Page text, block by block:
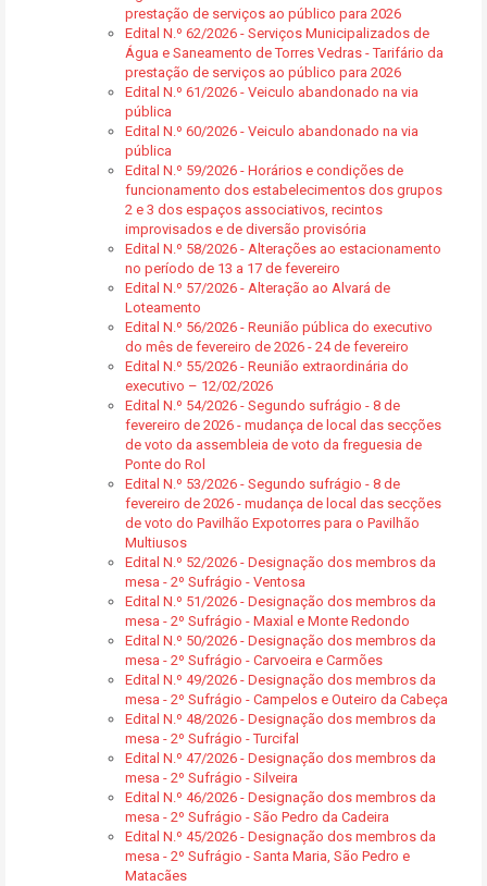
prestação de serviços ao público para 2026
Edital N.º 62/2026 - Serviços Municipalizados de
Água e Saneamento de Torres Vedras - Tarifário da
prestação de serviços ao público para 2026
Edital N.º 61/2026 - Veiculo abandonado na via
pública
Edital N.º 60/2026 - Veiculo abandonado na via
pública
Edital N.º 59/2026 - Horários e condições de
funcionamento dos estabelecimentos dos grupos
2 e 3 dos espaços associativos, recintos
improvisados e de diversão provisória
Edital N.º 58/2026 - Alterações ao estacionamento
no período de 13 a 17 de fevereiro
Edital N.º 57/2026 - Alteração ao Alvará de
Loteamento
Edital N.º 56/2026 - Reunião pública do executivo
do mês de fevereiro de 2026 - 24 de fevereiro
Edital N.º 55/2026 - Reunião extraordinária do
executivo – 12/02/2026
Edital N.º 54/2026 - Segundo sufrágio - 8 de
fevereiro de 2026 - mudança de local das secções
de voto da assembleia de voto da freguesia de
Ponte do Rol
Edital N.º 53/2026 - Segundo sufrágio - 8 de
fevereiro de 2026 - mudança de local das secções
de voto do Pavilhão Expotorres para o Pavilhão
Multiusos
Edital N.º 52/2026 - Designação dos membros da
mesa - 2º Sufrágio - Ventosa
Edital N.º 51/2026 - Designação dos membros da
mesa - 2º Sufrágio - Maxial e Monte Redondo
Edital N.º 50/2026 - Designação dos membros da
mesa - 2º Sufrágio - Carvoeira e Carmões
Edital N.º 49/2026 - Designação dos membros da
mesa - 2º Sufrágio - Campelos e Outeiro da Cabeça
Edital N.º 48/2026 - Designação dos membros da
mesa - 2º Sufrágio - Turcifal
Edital N.º 47/2026 - Designação dos membros da
mesa - 2º Sufrágio - Silveira
Edital N.º 46/2026 - Designação dos membros da
mesa - 2º Sufrágio - São Pedro da Cadeira
Edital N.º 45/2026 - Designação dos membros da
mesa - 2º Sufrágio - Santa Maria, São Pedro e
Matacães